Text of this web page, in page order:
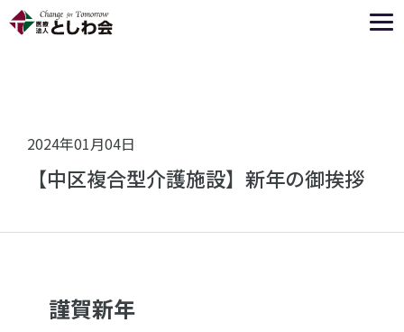
2024年01月04日
【中区複合型介護施設】新年の御挨拶
謹賀新年